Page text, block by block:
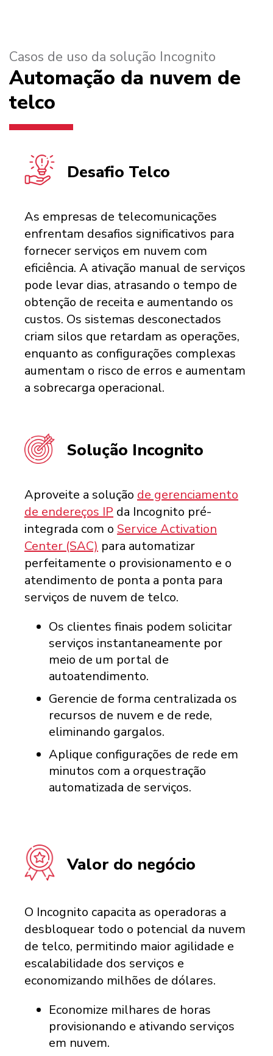
Casos de uso da solução Incognito
Automação da nuvem de
telco
Desafio Telco
As empresas de telecomunicações
enfrentam desafios significativos para
fornecer serviços em nuvem com
eficiência. A ativação manual de serviços
pode levar dias, atrasando o tempo de
obtenção de receita e aumentando os
custos. Os sistemas desconectados
criam silos que retardam as operações,
enquanto as configurações complexas
aumentam o risco de erros e aumentam
a sobrecarga operacional.
Solução Incognito
Aproveite a solução de gerenciamento
de endereços IP da Incognito pré-
integrada com o Service Activation
Center (SAC) para automatizar
perfeitamente o provisionamento e o
atendimento de ponta a ponta para
serviços de nuvem de telco.
Os clientes finais podem solicitar
serviços instantaneamente por
meio de um portal de
autoatendimento.
Gerencie de forma centralizada os
recursos de nuvem e de rede,
eliminando gargalos.
Aplique configurações de rede em
minutos com a orquestração
automatizada de serviços.
Valor do negócio
O Incognito capacita as operadoras a
desbloquear todo o potencial da nuvem
de telco, permitindo maior agilidade e
escalabilidade dos serviços e
economizando milhões de dólares.
Economize milhares de horas
provisionando e ativando serviços
em nuvem.